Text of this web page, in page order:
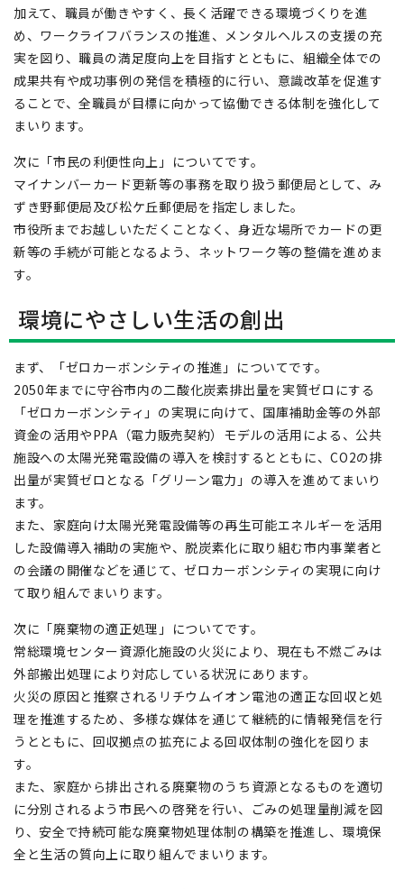
加えて、職員が働きやすく、長く活躍できる環境づくりを進
め、ワークライフバランスの推進、メンタルヘルスの支援の充
実を図り、職員の満足度向上を目指すとともに、組織全体での
成果共有や成功事例の発信を積極的に行い、意識改革を促進す
ることで、全職員が目標に向かって協働できる体制を強化して
まいります。
次に「市民の利便性向上」についてです。
マイナンバーカード更新等の事務を取り扱う郵便局として、み
ずき野郵便局及び松ケ丘郵便局を指定しました。
市役所までお越しいただくことなく、身近な場所でカードの更
新等の手続が可能となるよう、ネットワーク等の整備を進めま
す。
環境にやさしい生活の創出
まず、「ゼロカーボンシティの推進」についてです。
2050年までに守谷市内の二酸化炭素排出量を実質ゼロにする
「ゼロカーボンシティ」の実現に向けて、国庫補助金等の外部
資金の活用やPPA（電力販売契約）モデルの活用による、公共
施設への太陽光発電設備の導入を検討するとともに、CO2の排
出量が実質ゼロとなる「グリーン電力」の導入を進めてまいり
ます。
また、家庭向け太陽光発電設備等の再生可能エネルギーを活用
した設備導入補助の実施や、脱炭素化に取り組む市内事業者と
の会議の開催などを通じて、ゼロカーボンシティの実現に向け
て取り組んでまいります。
次に「廃棄物の適正処理」についてです。
常総環境センター資源化施設の火災により、現在も不燃ごみは
外部搬出処理により対応している状況にあります。
火災の原因と推察されるリチウムイオン電池の適正な回収と処
理を推進するため、多様な媒体を通じて継続的に情報発信を行
うとともに、回収拠点の拡充による回収体制の強化を図りま
す。
また、家庭から排出される廃棄物のうち資源となるものを適切
に分別されるよう市民への啓発を行い、ごみの処理量削減を図
り、安全で持続可能な廃棄物処理体制の構築を推進し、環境保
全と生活の質向上に取り組んでまいります。